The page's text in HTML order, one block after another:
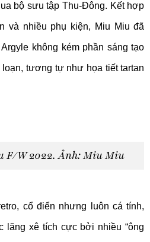
bộ sưu tập Thu-Đông. Kết hợp
và nhiều phụ kiện, Miu Miu đã
không kém phần sáng tạo
tương tự như họa tiết tartan
F/W 2022. Ảnh: Miu Miu
cổ điển nhưng luôn cá tính,
lăng xê tích cực bởi nhiều “ông